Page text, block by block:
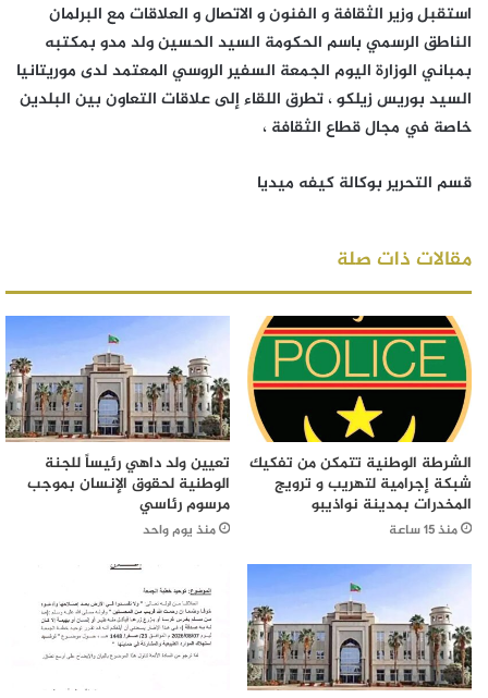
استقبل وزير الثقافة و الفنون و الاتصال و العلاقات مع البرلمان
الناطق الرسمي باسم الحكومة السيد الحسين ولد مدو بمكتبه
بمباني الوزارة اليوم الجمعة السفير الروسي المعتمد لدى موريتانيا
السيد بوريس زيلكو ، تطرق اللقاء إلى علاقات التعاون بين البلدين
خاصة في مجال قطاع الثقافة ،
قسم التحرير بوكالة كيفه ميديا
مقالات ذات صلة
الشرطة الوطنية تتمكن من تفكيك
شبكة إجرامية لتهريب و ترويج
المخدرات بمدينة نواذيبو
منذ 15 ساعة
تعيين ولد داهي رئيساً للجنة
الوطنية لحقوق الإنسان بموجب
مرسوم رئاسي
منذ يوم واحد